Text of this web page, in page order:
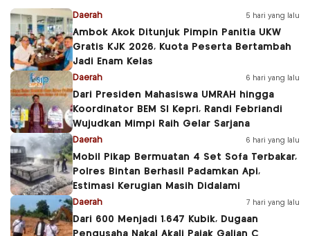
Daerah 5 hari yang lalu
Ambok Akok Ditunjuk Pimpin Panitia UKW
Gratis KJK 2026, Kuota Peserta Bertambah
Jadi Enam Kelas
Daerah 6 hari yang lalu
Dari Presiden Mahasiswa UMRAH hingga
Koordinator BEM SI Kepri, Randi Febriandi
Wujudkan Mimpi Raih Gelar Sarjana
Daerah 6 hari yang lalu
Mobil Pikap Bermuatan 4 Set Sofa Terbakar,
Polres Bintan Berhasil Padamkan Api,
Estimasi Kerugian Masih Didalami
Daerah 7 hari yang lalu
Dari 600 Menjadi 1.647 Kubik, Dugaan
Pengusaha Nakal Akali Pajak Galian C